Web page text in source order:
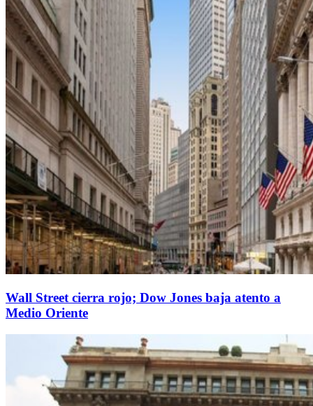
Wall Street cierra rojo; Dow Jones baja atento a
Medio Oriente